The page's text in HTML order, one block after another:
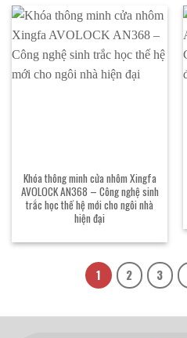
Khóa thông minh cửa nhôm Xingfa
AVOLOCK AN368 – Công nghệ sinh
trắc học thế hệ mới cho ngôi nhà
hiện đại
1 2 3